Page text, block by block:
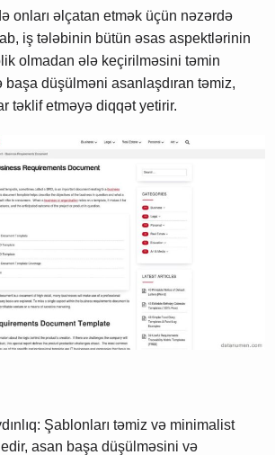
onları əlçatan etmək üçün nəzərdə
iş tələbinin bütün əsas aspektlərinin
olmadan ələ keçirilməsini təmin
başa düşülməni asanlaşdıran təmiz,
təklif etməyə diqqət yetirir.
Şablonları təmiz və minimalist
asan başa düşülməsini və